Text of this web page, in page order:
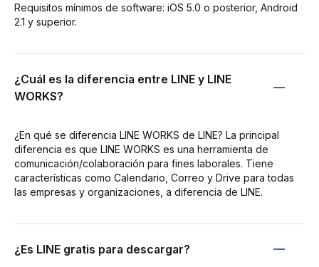
Requisitos mínimos de software: iOS 5.0 o posterior, Android
2.1 y superior.
¿Cuál es la diferencia entre LINE y LINE
WORKS?
¿En qué se diferencia LINE WORKS de LINE? La principal
diferencia es que LINE WORKS es una herramienta de
comunicación/colaboración para fines laborales. Tiene
características como Calendario, Correo y Drive para todas
las empresas y organizaciones, a diferencia de LINE.
¿Es LINE gratis para descargar?